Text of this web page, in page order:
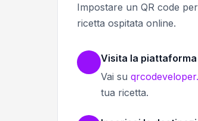
Impostare un QR code
ricetta ospitata online.
Visita la
Vai su
tua ricetta.